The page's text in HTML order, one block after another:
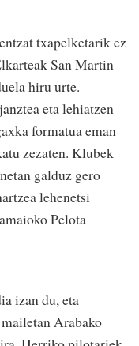
txapelketarik ez
San Martin
hiru urte.
eta lehiatzen
formatua eman
zezaten. Klubek
galduz gero
lehenetsi
Pelota
izan du, eta
Arabako